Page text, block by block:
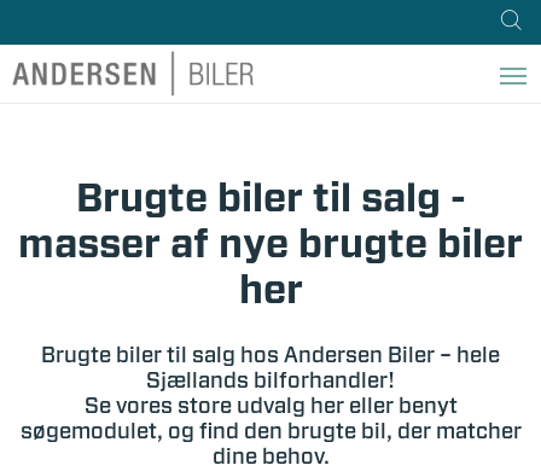
Brugte biler til salg -
masser af nye brugte biler
her
Brugte biler til salg hos Andersen Biler – hele
Sjællands bilforhandler!
Se vores store udvalg her eller benyt
søgemodulet, og find den brugte bil, der matcher
dine behov.